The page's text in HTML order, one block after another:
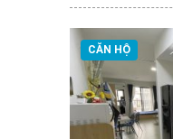
CĂN HỘ